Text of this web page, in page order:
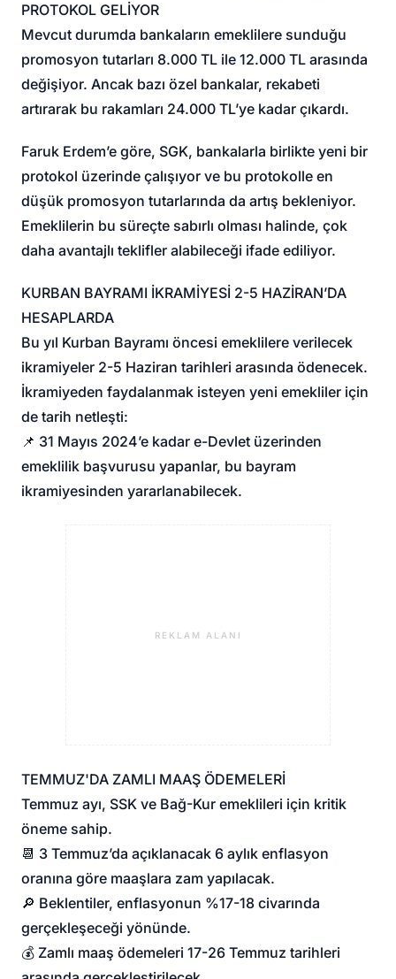
PROTOKOL GELİYOR
Mevcut durumda bankaların emeklilere sunduğu
promosyon tutarları 8.000 TL ile 12.000 TL arasında
değişiyor. Ancak bazı özel bankalar, rekabeti
artırarak bu rakamları 24.000 TL’ye kadar çıkardı.
Faruk Erdem’e göre, SGK, bankalarla birlikte yeni bir
protokol üzerinde çalışıyor ve bu protokolle en
düşük promosyon tutarlarında da artış bekleniyor.
Emeklilerin bu süreçte sabırlı olması halinde, çok
daha avantajlı teklifler alabileceği ifade ediliyor.
KURBAN BAYRAMI İKRAMİYESİ 2-5 HAZİRAN’DA
HESAPLARDA
Bu yıl Kurban Bayramı öncesi emeklilere verilecek
ikramiyeler 2-5 Haziran tarihleri arasında ödenecek.
İkramiyeden faydalanmak isteyen yeni emekliler için
de tarih netleşti:
📌 31 Mayıs 2024’e kadar e-Devlet üzerinden
emeklilik başvurusu yapanlar, bu bayram
ikramiyesinden yararlanabilecek.
REKLAM ALANI
TEMMUZ'DA ZAMLI MAAŞ ÖDEMELERİ
Temmuz ayı, SSK ve Bağ-Kur emeklileri için kritik
öneme sahip.
📆 3 Temmuz’da açıklanacak 6 aylık enflasyon
oranına göre maaşlara zam yapılacak.
🔎 Beklentiler, enflasyonun %17-18 civarında
gerçekleşeceği yönünde.
💰 Zamlı maaş ödemeleri 17-26 Temmuz tarihleri